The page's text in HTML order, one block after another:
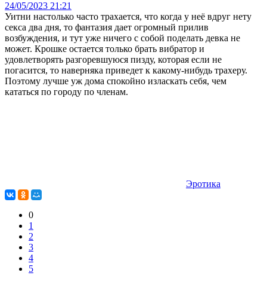
24/05/2023 21:21
Уитни настолько часто трахается, что когда у неё вдруг нету
секса два дня, то фантазия дает огромный прилив
возбуждения, и тут уже ничего с собой поделать девка не
может. Крошке остается только брать вибратор и
удовлетворять разгоревшуюся пизду, которая если не
погасится, то наверняка приведет к какому-нибудь трахеру.
Поэтому лучше уж дома спокойно изласкать себя, чем
кататься по городу по членам.
Эротика
0
1
2
3
4
5